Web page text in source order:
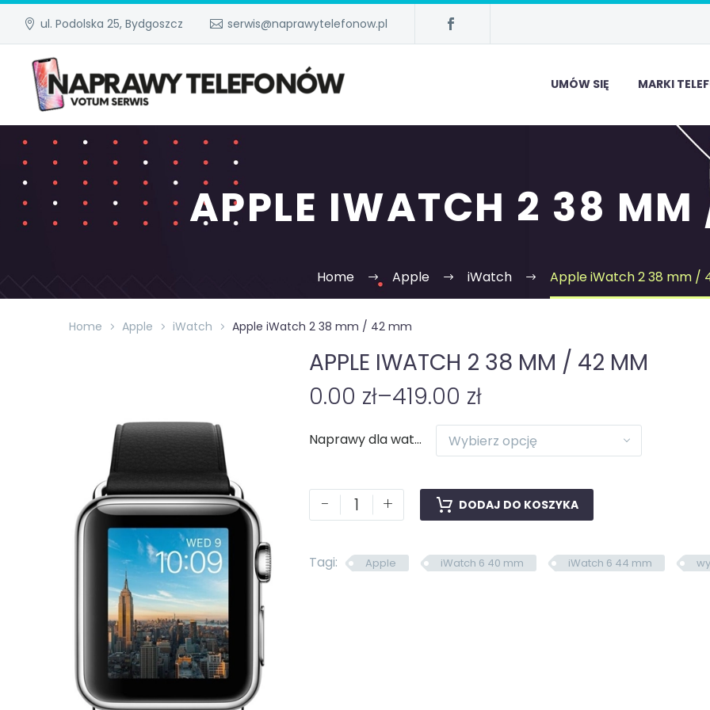
ul. Podolska 25, Bydgoszcz serwis@naprawytelefonow.pl
UMÓW SIĘ MARKI
APPLE IWATCH 2 38
Home Apple iWatch Apple iWatch 2 38 mm /
Home Apple iWatch Apple iWatch 2 38 mm / 42 mm
APPLE IWATCH 2 38 MM / 42 MM
0.00 zł–419.00 zł
Naprawy dla watch Wybierz opcję
- + DODAJ DO KOSZYKA
Tagi: Apple iWatch 6 40 mm iWatch 6 44 mm